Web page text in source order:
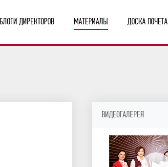
БЛОГИ ДИРЕКТОРОВ МАТЕРИАЛЫ ДОСКА ПОЧЕТА
ВИДЕОГАЛЕРЕЯ